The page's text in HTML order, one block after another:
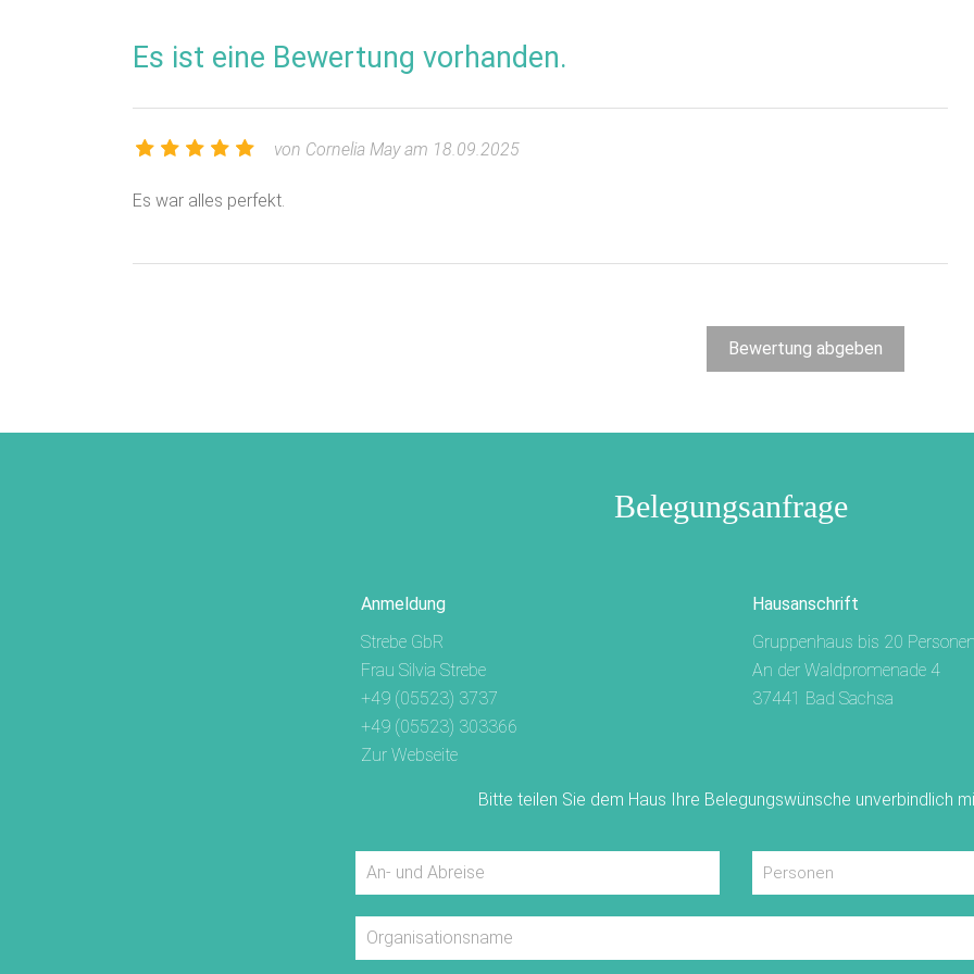
Es ist eine Bewertung vorhanden.
von Cornelia May am 18.09.2025
Es war alles perfekt.
Bewertung abgeben
Belegungsanfrage
Anmeldung
Hausanschrift
Strebe GbR
Gruppenhaus bis 20
Frau Silvia Strebe
An der Waldpromenade 4
+49 (05523) 3737
37441 Bad Sachsa
+49 (05523) 303366
Zur Webseite
Bitte teilen Sie dem Haus Ihre Belegungswünsche unverbindlich